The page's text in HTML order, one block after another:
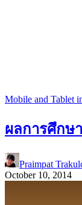
Mobile and Tablet
ผลการศึกษ
Praimpat
October 10, 2014